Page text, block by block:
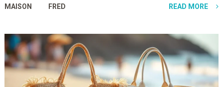
MAISON FRED READ MORE